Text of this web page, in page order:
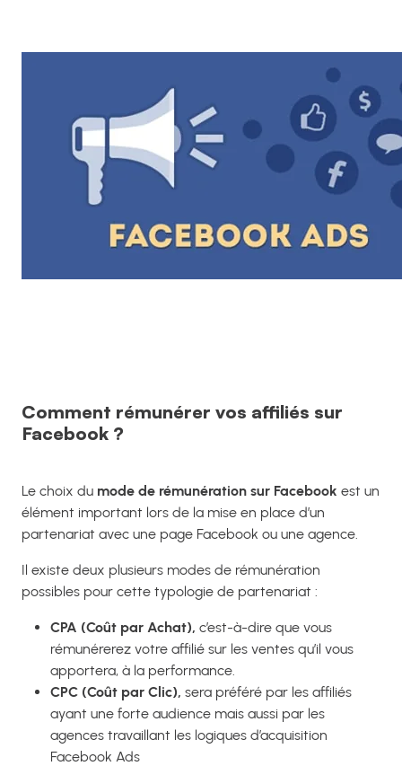
Comment rémunérer vos affiliés sur
Facebook ?
Le choix du mode de rémunération sur Facebook est un
élément important lors de la mise en place d’un
partenariat avec une page Facebook ou une agence.
Il existe deux plusieurs modes de rémunération
possibles pour cette typologie de partenariat :
CPA (Coût par Achat), c’est-à-dire que vous
rémunérerez votre affilié sur les ventes qu’il vous
apportera, à la performance.
CPC (Coût par Clic), sera préféré par les affiliés
ayant une forte audience mais aussi par les
agences travaillant les logiques d’acquisition
Facebook Ads